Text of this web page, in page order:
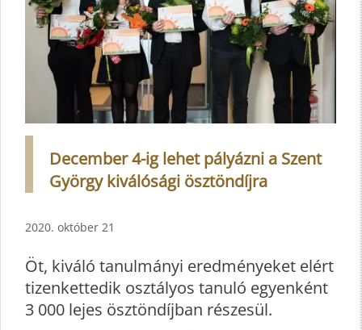
December 4-ig lehet pályázni a Szent
György kiválósági ösztöndíjra
2020. október 21
Öt, kiváló tanulmányi eredményeket elért
tizenkettedik osztályos tanuló egyenként
3 000 lejes ösztöndíjban részesül.